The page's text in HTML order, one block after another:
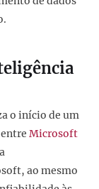
o início de um
Microsoft
ao mesmo